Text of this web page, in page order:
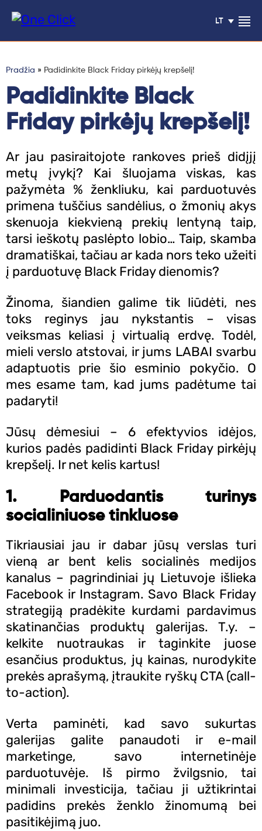
LT
Klientų
atsiliepimai
Paslaugos
Blogas
Projektai
Kontaktai
Pradžia » Padidinkite Black Friday pirkėjų krepšelį!
Padidinkite Black
Friday pirkėjų krepšelį!
Ar jau pasiraitojote rankoves prieš didįjį
metų įvykį? Kai šluojama viskas, kas
pažymėta % ženkliuku, kai parduotuvės
primena tuščius sandėlius, o žmonių akys
skenuoja kiekvieną prekių lentyną taip,
tarsi ieškotų paslėpto lobio… Taip, skamba
dramatiškai, tačiau ar kada nors teko užeiti
į parduotuvę Black Friday dienomis?
Žinoma, šiandien galime tik liūdėti, nes
toks reginys jau nykstantis – visas
veiksmas keliasi į virtualią erdvę. Todėl,
mieli verslo atstovai, ir jums LABAI svarbu
adaptuotis prie šio esminio pokyčio. O
mes esame tam, kad jums padėtume tai
padaryti!
Jūsų dėmesiui – 6 efektyvios idėjos,
kurios padės padidinti Black Friday pirkėjų
krepšelį. Ir net kelis kartus!
1. Parduodantis turinys
socialiniuose tinkluose
Tikriausiai jau ir dabar jūsų verslas turi
vieną ar bent kelis socialinės medijos
kanalus – pagrindiniai jų Lietuvoje išlieka
Facebook ir Instagram. Savo Black Friday
strategiją pradėkite kurdami pardavimus
skatinančias produktų galerijas. T.y. –
kelkite nuotraukas ir taginkite juose
esančius produktus, jų kainas, nurodykite
prekės aprašymą, įtraukite ryškų CTA (call-
to-action).
Verta paminėti, kad savo sukurtas
galerijas galite panaudoti ir e-mail
marketinge, savo internetinėje
parduotuvėje. Iš pirmo žvilgsnio, tai
minimali investicija, tačiau ji užtikrintai
padidins prekės ženklo žinomumą bei
pasitikėjimą juo.